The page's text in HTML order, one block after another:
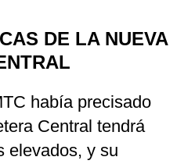
DE LA NUEVA
había precisado
Central tendrá
elevados, y su